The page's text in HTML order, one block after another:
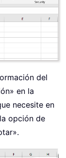
del
en la
necesite en
opción de